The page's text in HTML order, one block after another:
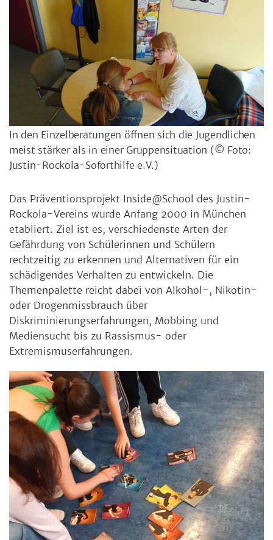
In den Einzelberatungen öffnen sich die Jugendlichen
meist stärker als in einer Gruppensituation (© Foto:
Justin-Rockola-Soforthilfe e.V.)
Das Präventionsprojekt Inside@School des Justin-
Rockola-Vereins wurde Anfang 2000 in München
etabliert. Ziel ist es, verschiedenste Arten der
Gefährdung von Schülerinnen und Schülern
rechtzeitig zu erkennen und Alternativen für ein
schädigendes Verhalten zu entwickeln. Die
Themenpalette reicht dabei von Alkohol-, Nikotin-
oder Drogenmissbrauch über
Diskriminierungserfahrungen, Mobbing und
Mediensucht bis zu Rassismus- oder
Extremismuserfahrungen.